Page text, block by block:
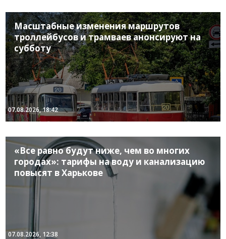
Масштабные изменения маршрутов
троллейбусов и трамваев анонсируют на
субботу
07.08.2026, 18:42
«Все равно будут ниже, чем во многих
городах»: тарифы на воду и канализацию
повысят в Харькове
07.08.2026, 12:38